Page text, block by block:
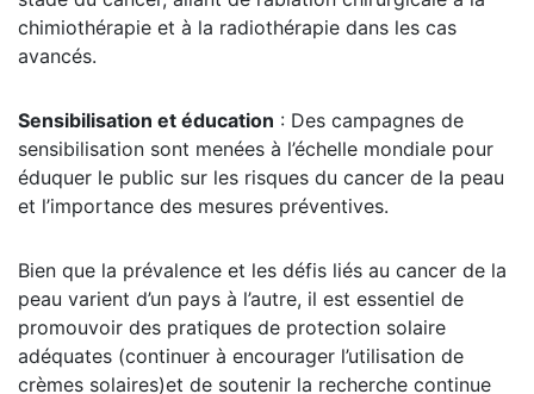
chimiothérapie et à la radiothérapie dans les cas
avancés.
Sensibilisation et éducation : Des campagnes de
sensibilisation sont menées à l’échelle mondiale pour
éduquer le public sur les risques du cancer de la peau
et l’importance des mesures préventives.
Bien que la prévalence et les défis liés au cancer de la
peau varient d’un pays à l’autre, il est essentiel de
promouvoir des pratiques de protection solaire
adéquates (continuer à encourager l’utilisation de
crèmes solaires)et de soutenir la recherche continue